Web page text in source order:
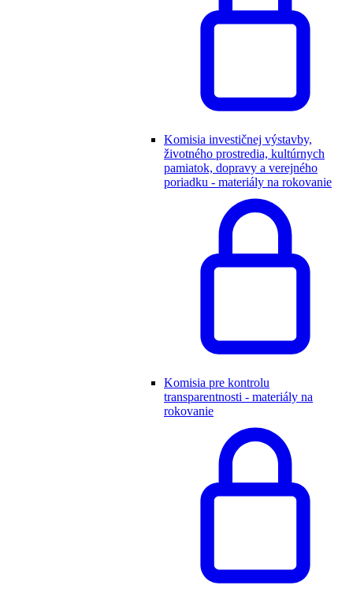
Komisia investičnej výstavby,
životného prostredia, kultúrnych
pamiatok, dopravy a verejného
poriadku - materiály na rokovanie
Komisia pre kontrolu
transparentnosti - materiály na
rokovanie